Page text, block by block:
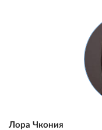
Лора Чкония